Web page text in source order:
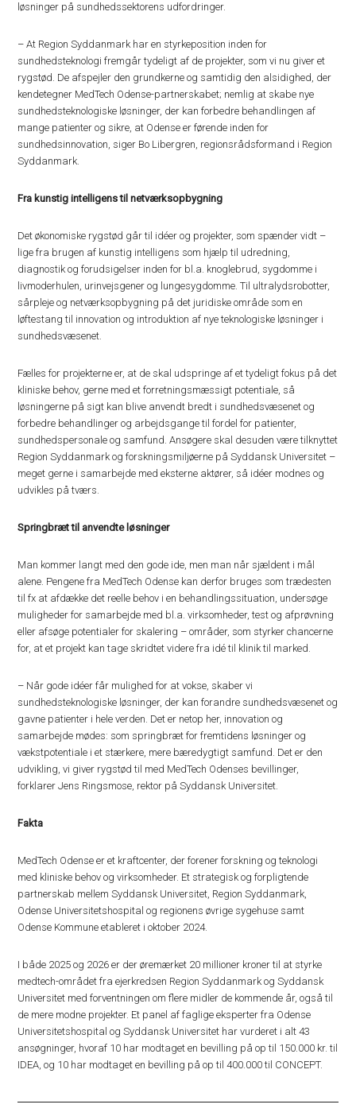
løsninger på sundhedssektorens udfordringer.
– At Region Syddanmark har en styrkeposition inden for
sundhedsteknologi fremgår tydeligt af de projekter, som vi nu giver et
rygstød. De afspejler den grundkerne og samtidig den alsidighed, der
kendetegner MedTech Odense-partnerskabet; nemlig at skabe nye
sundhedsteknologiske løsninger, der kan forbedre behandlingen af
mange patienter og sikre, at Odense er førende inden for
sundhedsinnovation, siger Bo Libergren, regionsrådsformand i Region
Syddanmark.
Fra kunstig intelligens til netværksopbygning
Det økonomiske rygstød går til idéer og projekter, som spænder vidt –
lige fra brugen af kunstig intelligens som hjælp til udredning,
diagnostik og forudsigelser inden for bl.a. knoglebrud, sygdomme i
livmoderhulen, urinvejsgener og lungesygdomme. Til ultralydsrobotter,
sårpleje og netværksopbygning på det juridiske område som en
løftestang til innovation og introduktion af nye teknologiske løsninger i
sundhedsvæsenet.
Fælles for projekterne er, at de skal udspringe af et tydeligt fokus på det
kliniske behov, gerne med et forretningsmæssigt potentiale, så
løsningerne på sigt kan blive anvendt bredt i sundhedsvæsenet og
forbedre behandlinger og arbejdsgange til fordel for patienter,
sundhedspersonale og samfund. Ansøgere skal desuden være tilknyttet
Region Syddanmark og forskningsmiljøerne på Syddansk Universitet –
meget gerne i samarbejde med eksterne aktører, så idéer modnes og
udvikles på tværs.
Springbræt til anvendte løsninger
Man kommer langt med den gode ide, men man når sjældent i mål
alene. Pengene fra MedTech Odense kan derfor bruges som trædesten
til fx at afdække det reelle behov i en behandlingssituation, undersøge
muligheder for samarbejde med bl.a. virksomheder, test og afprøvning
eller afsøge potentialer for skalering – områder, som styrker chancerne
for, at et projekt kan tage skridtet videre fra idé til klinik til marked.
– Når gode idéer får mulighed for at vokse, skaber vi
sundhedsteknologiske løsninger, der kan forandre sundhedsvæsenet og
gavne patienter i hele verden. Det er netop her, innovation og
samarbejde mødes: som springbræt for fremtidens løsninger og
vækstpotentiale i et stærkere, mere bæredygtigt samfund. Det er den
udvikling, vi giver rygstød til med MedTech Odenses bevillinger,
forklarer Jens Ringsmose, rektor på Syddansk Universitet.
Fakta
MedTech Odense er et kraftcenter, der forener forskning og teknologi
med kliniske behov og virksomheder. Et strategisk og forpligtende
partnerskab mellem Syddansk Universitet, Region Syddanmark,
Odense Universitetshospital og regionens øvrige sygehuse samt
Odense Kommune etableret i oktober 2024.
I både 2025 og 2026 er der øremærket 20 millioner kroner til at styrke
medtech-området fra ejerkredsen Region Syddanmark og Syddansk
Universitet med forventningen om flere midler de kommende år, også til
de mere modne projekter. Et panel af faglige eksperter fra Odense
Universitetshospital og Syddansk Universitet har vurderet i alt 43
ansøgninger, hvoraf 10 har modtaget en bevilling på op til 150.000 kr. til
IDEA, og 10 har modtaget en bevilling på op til 400.000 til CONCEPT.